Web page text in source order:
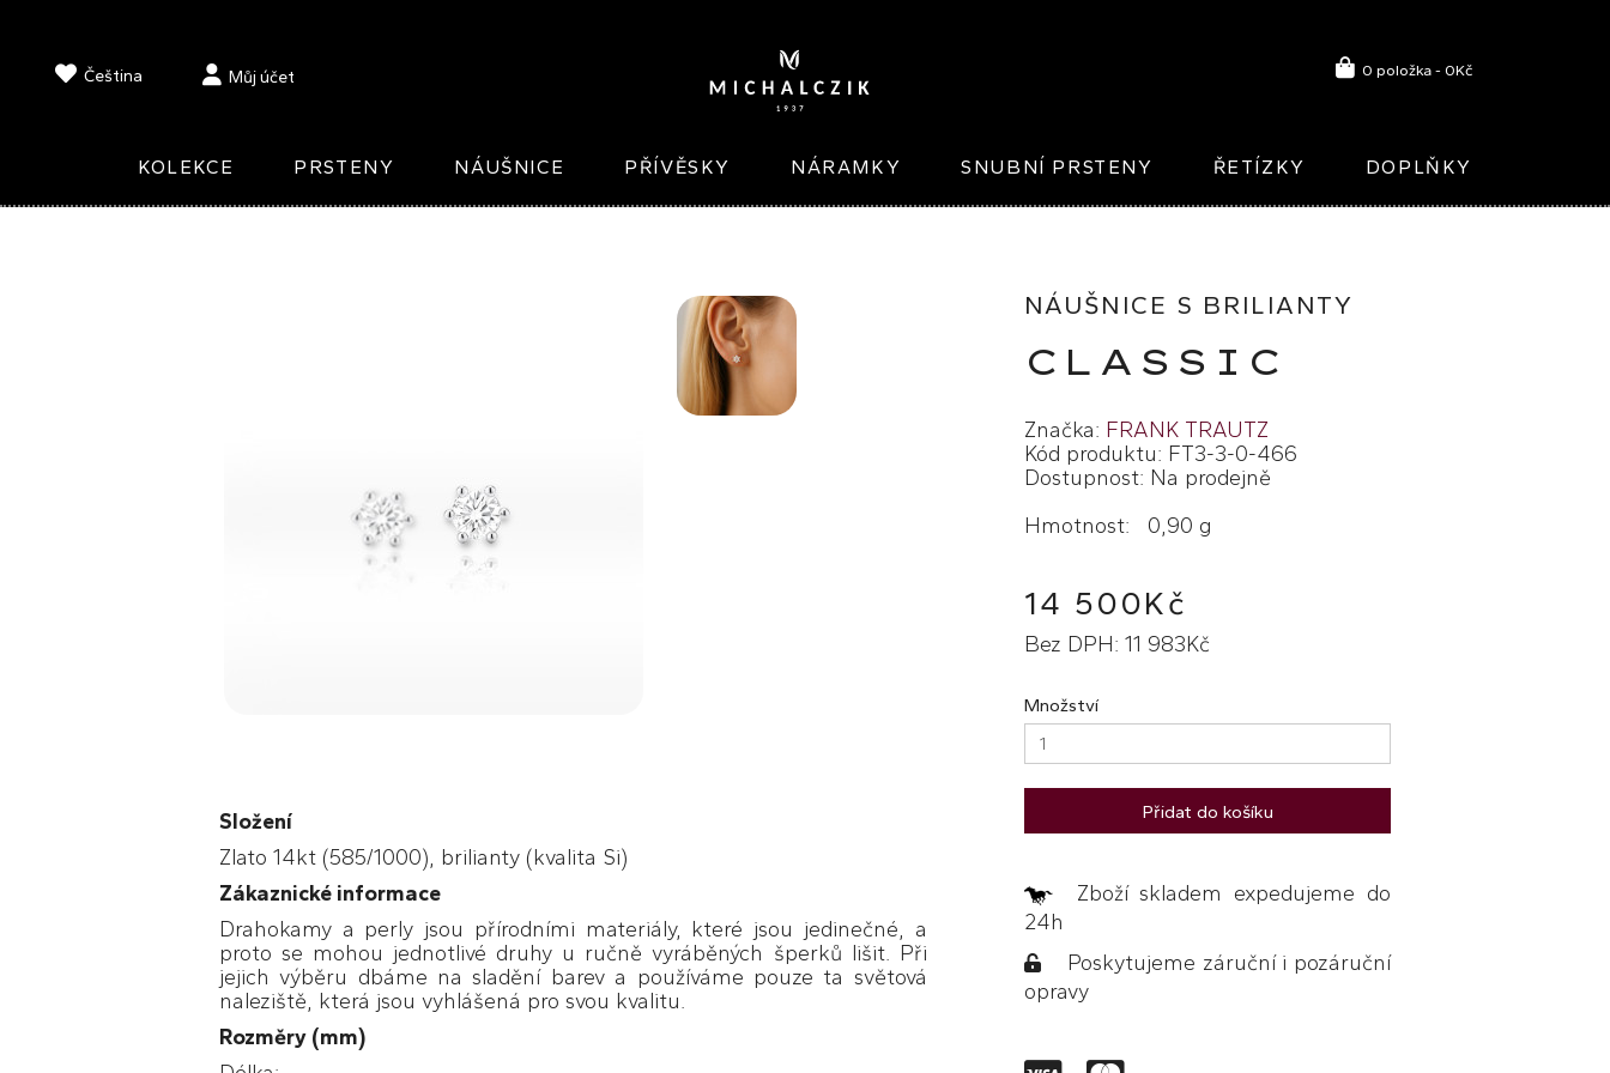
Čeština Můj účet 0 položka - 0Kč
KOLEKCE PRSTENY NÁUŠNICE PŘÍVĚSKY NÁRAMKY SNUBNÍ PRSTENY ŘETÍZKY DOPLŇKY
Složení
Zlato 14kt (585/1000), brilianty (kvalita Si)
Zákaznické informace
Drahokamy a perly jsou přírodními materiály, které jsou jedinečné, a
proto se mohou jednotlivé druhy u ručně vyráběných šperků lišit. Při
jejich výběru dbáme na sladění barev a používáme pouze ta světová
naleziště, která jsou vyhlášená pro svou kvalitu.
Rozměry (mm)
NÁUŠNICE S BRILIANTY
CLASSIC
Značka: FRANK TRAUTZ
Kód produktu: FT3-3-0-466
Dostupnost: Na prodejně
Hmotnost: 0,90 g
14 500Kč
Bez DPH: 11 983Kč
Množství
Přidat do košíku
Zboží skladem expedujeme do
24h
Poskytujeme záruční i pozáruční
opravy